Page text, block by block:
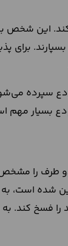
کند. این
برای
سپرده
بسیار مهم
دو طرف را
است، به
فسخ کند. به